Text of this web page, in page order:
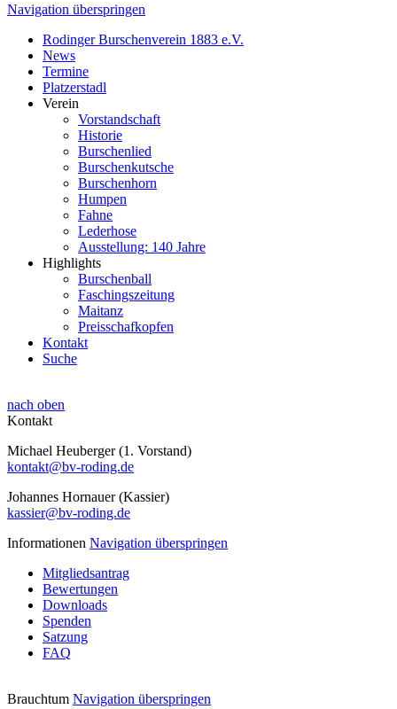
Navigation überspringen
Rodinger Burschenverein 1883 e.V.
News
Termine
Platzerstadl
Verein
Vorstandschaft
Historie
Burschenlied
Burschenkutsche
Burschenhorn
Humpen
Fahne
Lederhose
Ausstellung: 140 Jahre
Highlights
Burschenball
Faschingszeitung
Maitanz
Preisschafkopfen
Kontakt
Suche
nach oben
Kontakt
Michael Heuberger (1. Vorstand)
kontakt@bv-roding.de
Johannes Hornauer (Kassier)
kassier@bv-roding.de
Informationen Navigation überspringen
Mitgliedsantrag
Bewertungen
Downloads
Spenden
Satzung
FAQ
Brauchtum Navigation überspringen